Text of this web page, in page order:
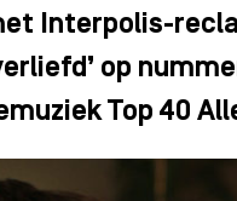
Interpolis-
op
Top 40